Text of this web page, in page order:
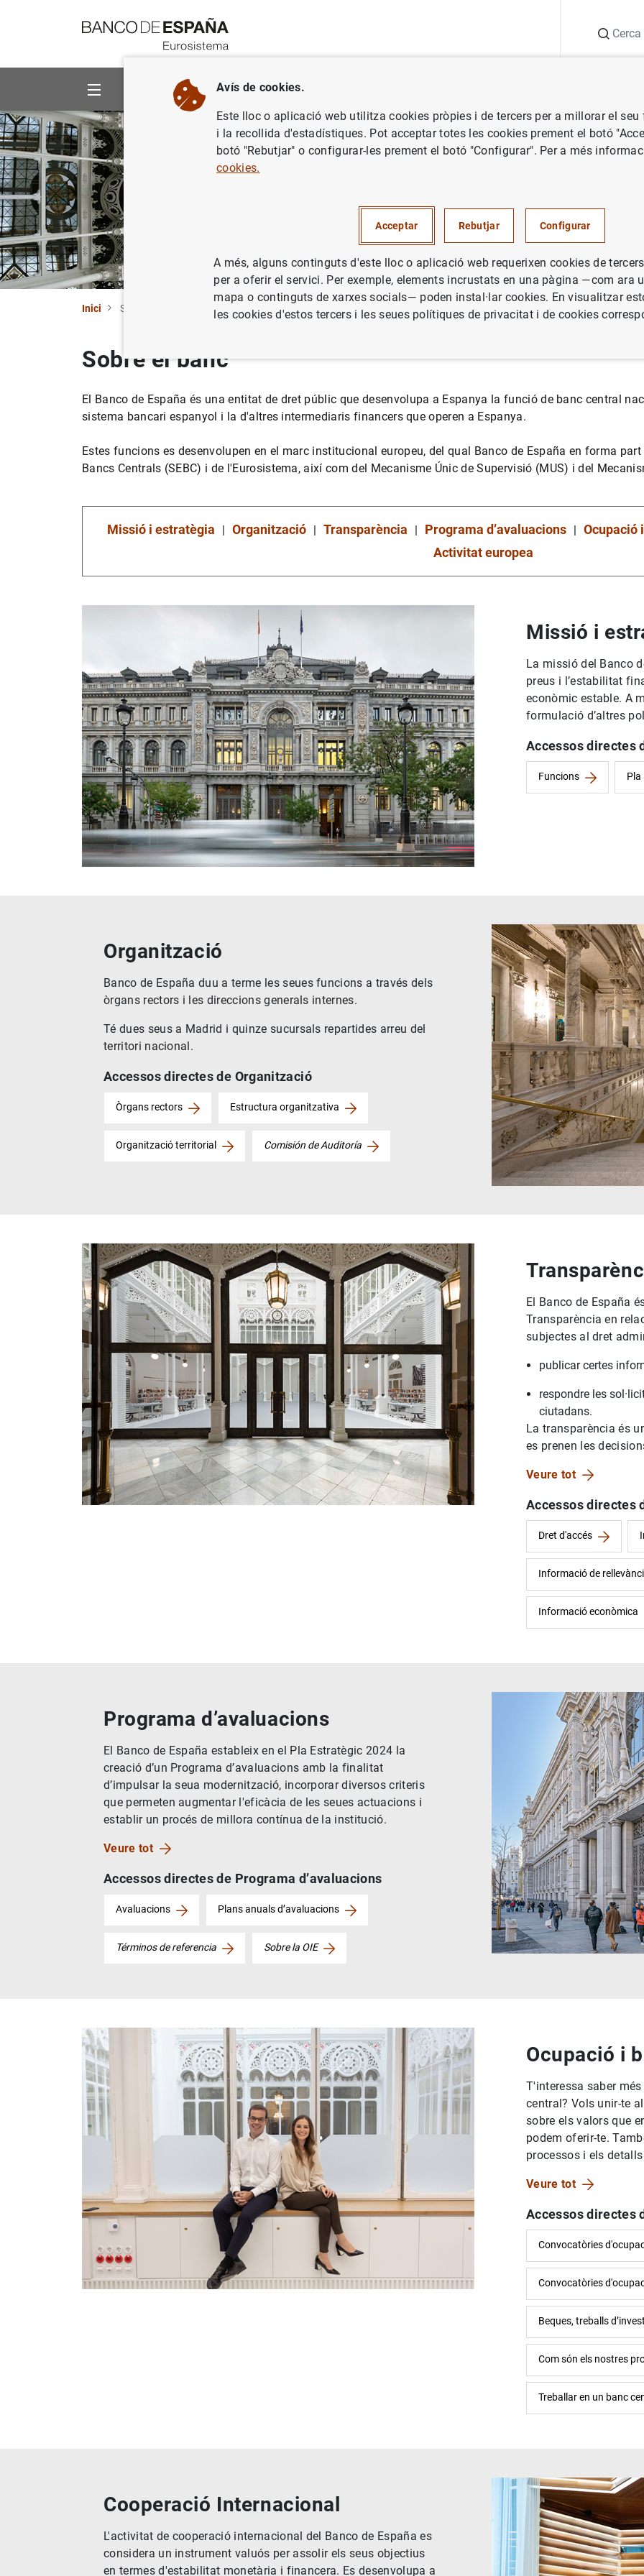
Sobre el banc Àrees d'actuació
Inici Sobre el banc
Sobre el banc
El Banco de España és una entitat de dret públic que desenvolupa a Espanya la funció de banc central
sistema bancari espanyol i la d'altres intermediaris financers que operen a Espanya.
Estes funcions es desenvolupen en el marc institucional europeu, del qual Banco de España en forma
Bancs Centrals (SEBC) i de l'Eurosistema, així com del Mecanisme Únic de Supervisió (MUS) i del
Missió i estratègia Organització Transparència Programa d’avaluacions
Ocupació
Activitat europea
Missió i
La missió del Banco
preus i l’estabilitat
econòmic estable. A
formulació d’altres
Accessos directes
Funcions Pla
Organització
Banco de España duu a terme les seues funcions a través dels
òrgans rectors i les direccions generals internes.
Té dues seus a Madrid i quinze sucursals repartides arreu del
territori nacional.
Accessos directes de Organització
Òrgans rectors Estructura organitzativa
Organització territorial Comisión de Auditoría
El Banco de España
Transparència en
subjectes al dret
publicar certes
respondre les
ciutadans.
La transparència és
es prenen les
Veure tot
Accessos directes
Dret d'accés
Informació de
Informació econòmica
Programa d’avaluacions
El Banco de España estableix en el Pla Estratègic 2024 la
creació d’un Programa d’avaluacions amb la finalitat
d’impulsar la seua modernització, incorporar diversos criteris
que permeten augmentar l'eficàcia de les seues actuacions i
establir un procés de millora contínua de la institució.
Veure tot
Accessos directes de Programa d’avaluacions
Avaluacions Plans anuals d’avaluacions
Términos de referencia Sobre la OIE
Ocupació i
T'interessa saber
central? Vols unir-te
sobre els valors que
podem oferir-te.
processos i els
Veure tot
Accessos directes
Convocatòries
Convocatòries
Beques, treballs
Com són els nostres
Treballar en un banc
Cooperació Internacional
L'activitat de cooperació internacional del Banco de España es
considera un instrument valuós per assolir els seus objectius
en termes d'estabilitat monetària i financera. Es desenvolupa a
Avís de cookies.
Este lloc o aplicació web utilitza cookies pròpies i de tercers per a millorar el
i la recollida d'estadístiques. Pot acceptar totes les cookies prement el botó
botó "Rebutjar" o configurar-les prement el botó "Configurar". Per a més
cookies.
Acceptar Rebutjar Configurar
A més, alguns continguts d'este lloc o aplicació web requerixen cookies de
per a oferir el servici. Per exemple, elements incrustats en una pàgina —com ara
mapa o continguts de xarxes socials— poden instal·lar cookies. En visualitzar
les cookies d'estos tercers i les seues polítiques de privacitat i de cookies